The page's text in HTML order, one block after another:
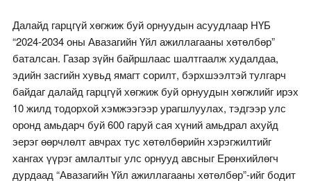
Далайд гарцгүй хөгжиж буй орнуудын асуудлаар НҮБ
“2024-2034 оны Авазагийн Үйл ажиллагааны хөтөлбөр”
баталсан. Газар зүйн байршлаас шалтгаалж худалдаа,
эдийн засгийн хувьд ямагт сорилт, бэрхшээлтэй тулгарч
байдаг далайд гарцгүй хөгжиж буй орнуудын хөгжлийг ирэх
10 жилд тодорхой хэмжээгээр урагшлуулах, тэдгээр улс
оронд амьдарч буй 600 гаруй сая хүний амьдрал ахуйд
эерэг өөрчлөлт авчрах тус хөтөлбөрийн хэрэгжилтийг
хангах үүрэг амлалтыг улс орнууд авсныг Ерөнхийлөгч
дурдаад “Авазагийн Үйл ажиллагааны хөтөлбөр”-ийг бодит